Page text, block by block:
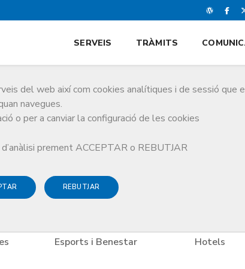
del web així com cookies analítiques i de sessió que
navegues.
o per a canviar la configuració de les cookies
prement ACCEPTAR o REBUTJAR
REBUTJAR
SERVEIS TRÀMITS
Esports i Benestar Hotels